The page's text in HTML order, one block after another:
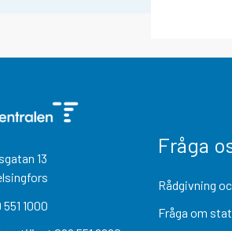
13
1000
Fråga
Rådgivning
Fråga om